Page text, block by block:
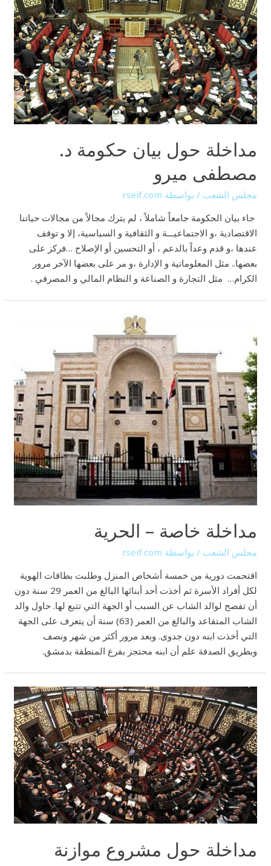
مداخلة حول بيان حكومة د.
مصطفى ميرو
مجلس الشعب / بواسطة rseif.com
جاء بيان الحكومة جامعاً شاملاً ، لم يترك مجالاً من مجالات حياتنا
الاقتصادية ،و الاجتماعيـــة و الثقافية و السياسية، إلا و توقف
عندها ،و قدم وعداً بالدعم ، أو التحسين أو الإصلاح …فركز على
بعضها.. مثل المعلوماتية و الإدارة ،و مر على بعضها الآخر مرور
الكرام… مثل التجارة و الصناعة و النظام المالي و المصرفي .
مداخلة خاصة – الحرية
مجلس الشعب / بواسطة rseif.com
اقتحمت دورية من خمسة أشخاص المنزل وطلبت بطاقات الهوية
لكل أفراد الأسرة ثم أخذت أحد أبنائها البالغ من العمر 29 سنة دون
أن تفصح لوالد الشاب عن السبب أو الجهة التي تتبع لها. حاول والد
الشاب المتقاعد والبالغ من العمر (63) سنة أن يتعرف على الجهة
التي أخذت ابنه دون جدوى. وبعد مرور أكثر من شهر ونصف
وبطريق الصدفة علم أن ابنه محتجز بفرع المنطقة بدمشق.
مداخلة حول مشروع موازنة
مداخلة
حول
مشروع
موازنة
2001